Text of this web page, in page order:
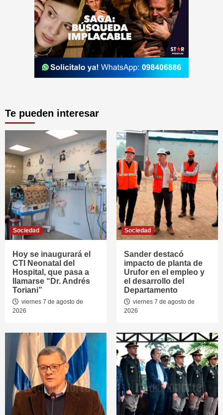
Te pueden interesar
Sociedad
Hoy se inaugurará el
CTI Neonatal del
Hospital, que pasa a
llamarse “Dr. Andrés
Toriani”
viernes 7 de agosto de
2026
Sociedad
Sander destacó
impacto de planta de
Urufor en el empleo y
el desarrollo del
Departamento
viernes 7 de agosto de
2026